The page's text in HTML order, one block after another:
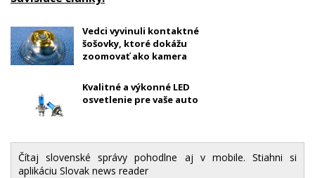
Vedci vyvinuli kontaktné
šošovky, ktoré dokážu
zoomovať ako kamera
Kvalitné a výkonné LED
osvetlenie pre vaše auto
Čítaj slovenské správy pohodlne aj v mobile. Stiahni si
aplikáciu Slovak news reader